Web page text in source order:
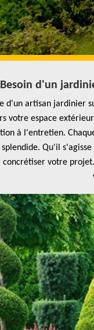
Besoin d'un
d'un artisan jardinier
votre espace
à l'entretien.
Qu'il
concrétiser votre